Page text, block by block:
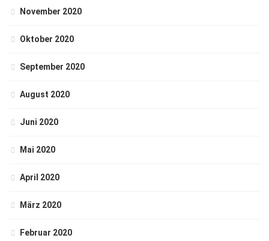
November 2020
Oktober 2020
September 2020
August 2020
Juni 2020
Mai 2020
April 2020
März 2020
Februar 2020